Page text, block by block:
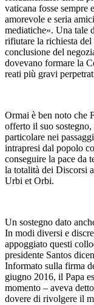
vaticana fosse sempre
amorevole e seria
mediatiche». Una tale
rifiutare la richiesta
conclusione del
dovevano formare la
reati più gravi
Ormai è ben noto che
offerto il suo
particolare nei
intrapresi dal popolo
conseguire la pace da
la totalità dei Discorsi
Urbi et Orbi.
Un sostegno dato
In modi diversi e
appoggiato questi
presidente Santos
Informato sulla firma
giugno 2016, il Papa
momento – aveva
dovere di rivolgere il